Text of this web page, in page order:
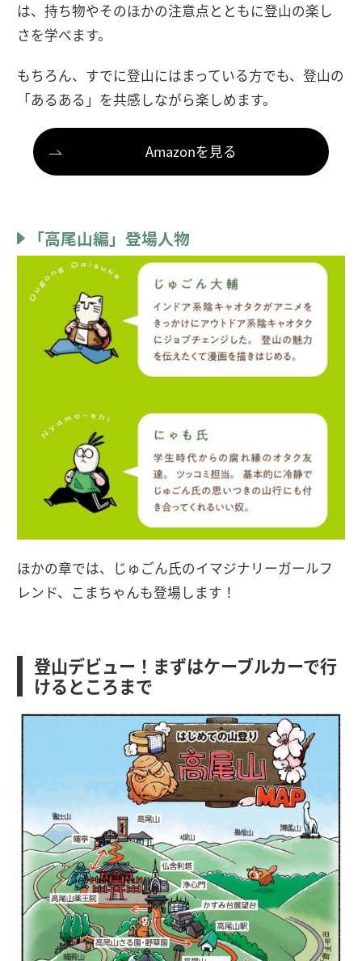
は、持ち物やそのほかの注意点とともに登山の楽し
さを学べます。
もちろん、すでに登山にはまっている方でも、登山の
「あるある」を共感しながら楽しめます。
Amazonを見る
「高尾山編」登場人物
ほかの章では、じゅごん氏のイマジナリーガールフ
レンド、こまちゃんも登場します！
登山デビュー！まずはケーブルカーで行
けるところまで